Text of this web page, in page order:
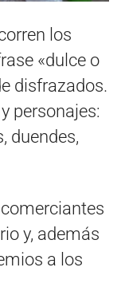
los
«dulce o
disfrazados.
personajes:
duendes,
y, además
a los